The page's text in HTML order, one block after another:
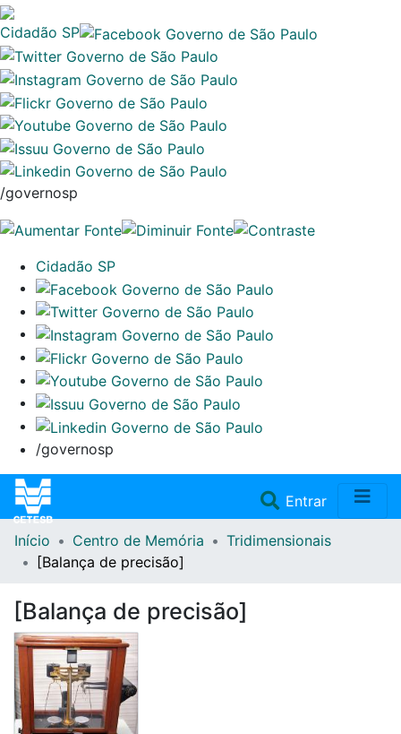
Cidadão SP
/governosp
Cidadão SP
/governosp
Entrar(current)
Home
Repositório
Doações/Aquisições
Início Centro de Memória
Tridimensionais
[Balança de precisão]
[Balança de precisão]